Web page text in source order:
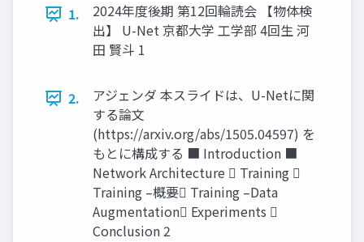
1.
2024年度後期 第12回輪読会 【物体検
出】 U-Net 京都大学 工学部 4回生 河
田 賢斗 1
2.
アジェンダ 本スライドは、U-Netに関
する論文
(https://arxiv.org/abs/1505.04597) を
もとに構成する ■ Introduction ■
Network Architecture  Training 
Training –概要 Training –Data
Augmentation Experiments 
Conclusion 2